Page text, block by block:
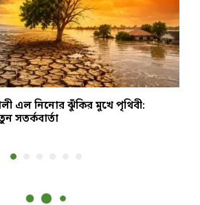
এল নিনোর ঝুঁকির মুখে পৃথিবী:
সতর্কবার্তা